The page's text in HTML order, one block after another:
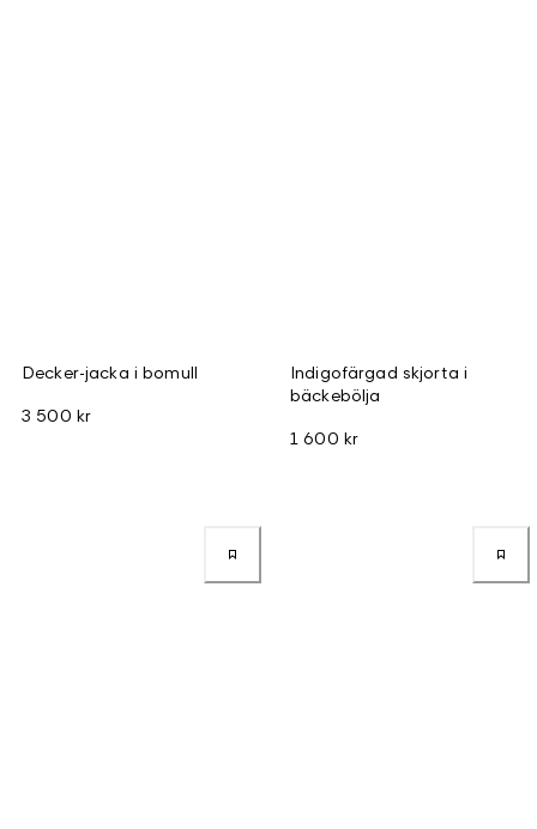
Decker-jacka i bomull
3 500 kr
Indigofärgad skjorta i
bäckebölja
1 600 kr